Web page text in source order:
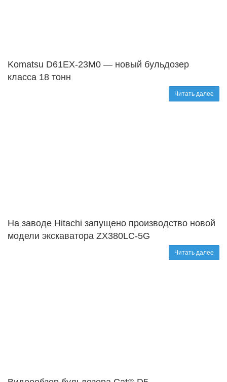
Komatsu D61EX-23M0 — новый бульдозер
класса 18 тонн
Читать далее
На заводе Hitachi запущено производство новой
модели экскаватора ZX380LC-5G
Читать далее